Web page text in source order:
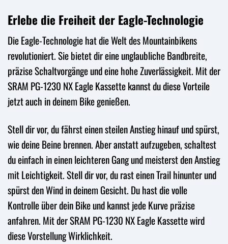
Erlebe die Freiheit der Eagle-Technologie
Die Eagle-Technologie hat die Welt des Mountainbikens
revolutioniert. Sie bietet dir eine unglaubliche Bandbreite,
präzise Schaltvorgänge und eine hohe Zuverlässigkeit. Mit der
SRAM PG-1230 NX Eagle Kassette kannst du diese Vorteile
jetzt auch in deinem Bike genießen.
Stell dir vor, du fährst einen steilen Anstieg hinauf und spürst,
wie deine Beine brennen. Aber anstatt aufzugeben, schaltest
du einfach in einen leichteren Gang und meisterst den Anstieg
mit Leichtigkeit. Stell dir vor, du rast einen Trail hinunter und
spürst den Wind in deinem Gesicht. Du hast die volle
Kontrolle über dein Bike und kannst jede Kurve präzise
anfahren. Mit der SRAM PG-1230 NX Eagle Kassette wird
diese Vorstellung Wirklichkeit.